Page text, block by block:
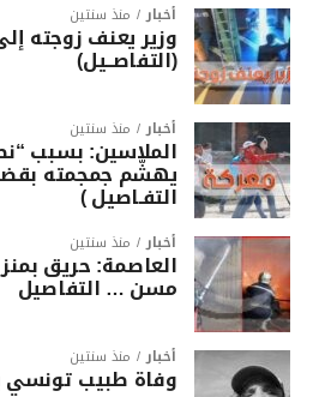
أخبار منذ سنتين
وزير يعنف زوجته
(التفاصــيل)
أخبار منذ سنتين
الملاسين: بسبب
يهشّم جمجمته
التفـاصيل )
أخبار منذ سنتين
العاصمة: حريق
مسن … التفاصيل
أخبار منذ سنتين
وفاة طبيب تونسي